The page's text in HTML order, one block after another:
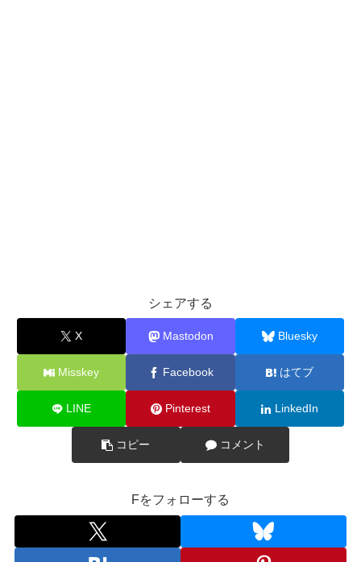
シェアする
X Mastodon Bluesky
Misskey Facebook はてブ
LINE Pinterest LinkedIn
コピー コメント
Fをフォローする